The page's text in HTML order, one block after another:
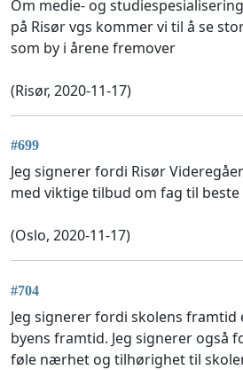
Om medie- og
på Risør vgs kommer vi til å se
som by i årene fremover
(Risør, 2020-11-17)
#699
Jeg signerer fordi Risør
med viktige tilbud om fag til beste
(Oslo, 2020-11-17)
#704
Jeg signerer fordi skolens
byens framtid. Jeg signerer også
føle nærhet og tilhørighet til